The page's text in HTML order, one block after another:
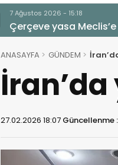
7 Ağustos 2026 - 15:18
Çerçeve yasa
veto tartışması
ANASAYFA GÜNDEM
27.02.2026 18:07 Güncellenme :